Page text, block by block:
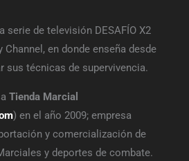
serie de televisión DESAFÍO X2
en donde enseña desde
sus técnicas de supervivencia.
Tienda Marcial
) en el año 2009; empresa
y comercialización de
y deportes de combate.